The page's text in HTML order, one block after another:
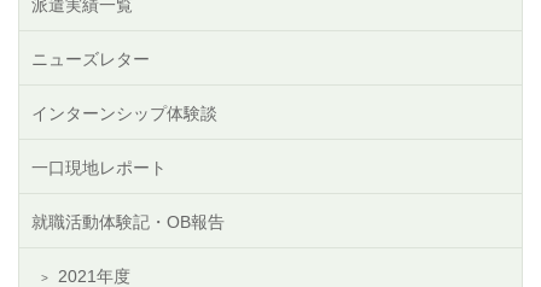
派遣実績一覧
ニューズレター
インターンシップ体験談
一口現地レポート
就職活動体験記・OB報告
2021年度